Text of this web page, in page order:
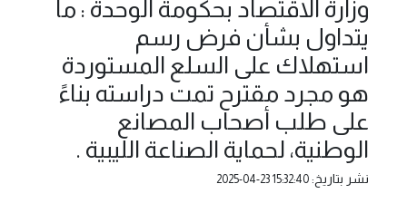
وزارة الاقتصاد بحكومة الوحدة : ما
يتداول بشأن فرض رسم
استهلاك على السلع المستوردة
هو مجرد مقترح تمت دراسته بناءً
على طلب أصحاب المصانع
الوطنية، لحماية الصناعة الليبية .
نشر بتاريخ: 2025-04-23 15:32:40